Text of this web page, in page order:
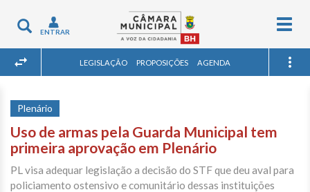
Toggle
navigation
ENTRAR
LEGISLAÇÃO PROPOSIÇÕES AGENDA
Plenário
Uso de armas pela Guarda Municipal tem
primeira aprovação em Plenário
PL visa adequar legislação a decisão do STF que deu aval para
policiamento ostensivo e comunitário dessas instituições